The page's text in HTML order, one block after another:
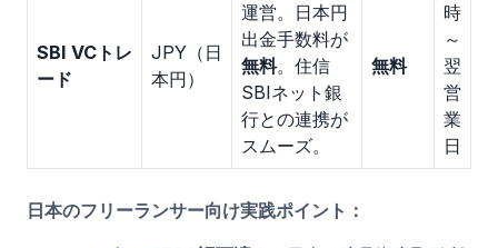
SBI VCトレ
ード
JPY（日
本円）
運営。日本円
出金手数料が
無料。住信
SBIネット銀
行との連携が
スムーズ。
無料
時
～
翌
営
業
日
日本のフリーランサー向け実践ポイント：